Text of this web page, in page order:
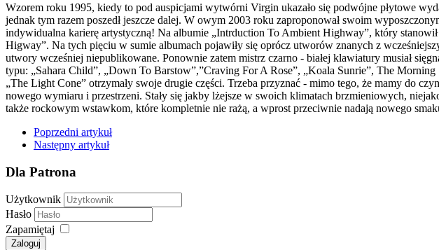
Wzorem roku 1995, kiedy to pod auspicjami wytwórni Virgin ukazało się podwójne płytowe
jednak tym razem poszedł jeszcze dalej. W owym 2003 roku zaproponował swoim
indywidualna karierę artystyczną! Na albumie „Intrduction To Ambient Highway”, który
Higway”. Na tych pięciu w sumie albumach pojawiły się oprócz utworów znanych z
utwory wcześniej niepublikowane. Ponownie zatem mistrz czarno - białej klawiatury musiał
typu: „Sahara Child”, „Down To Barstow”,”Craving For A Rose”, „Koala Sunrie”, The
„The Light Cone” otrzymały swoje drugie części. Trzeba przyznać - mimo tego, że mamy do
nowego wymiaru i przestrzeni. Stały się jakby lżejsze w swoich klimatach brzmieniowych,
także rockowym wstawkom, które kompletnie nie rażą, a wprost przeciwnie nadają nowego
Poprzedni artykuł
Następny artykuł
Dla Patrona
Użytkownik
Hasło
Zapamiętaj
Zaloguj